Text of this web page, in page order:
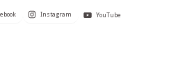
Instagram YouTube